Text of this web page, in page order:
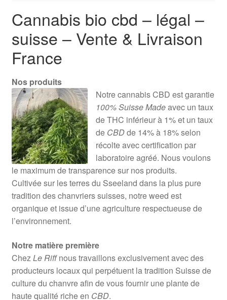
Cannabis bio cbd – légal –
suisse – Vente & Livraison
France
Nos produits
Notre cannabis CBD est garantie
100% Suisse Madeavec un taux
de THC inférieur à 1% et un taux
deCBDde 14% à 18% selon
récolte avec certification par
laboratoire agréé. Nous voulons
le maximum de transparence sur nos produits.
Cultivée sur les terres du Sseeland dans la plus pure
tradition des chanvriers suisses, notre weed est
organique et issue d’une agriculture respectueuse de
l’environnement.
Notre matière première
ChezLe Riffnous travaillons exclusivement avec des
producteurs locaux qui perpétuent la tradition Suisse de
culture du chanvre afin de vous fournir une plante de
haute qualité riche en CBD.